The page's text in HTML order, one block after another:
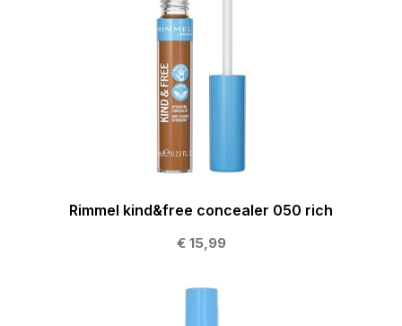
Rimmel kind&free concealer 050 rich
€ 15,99